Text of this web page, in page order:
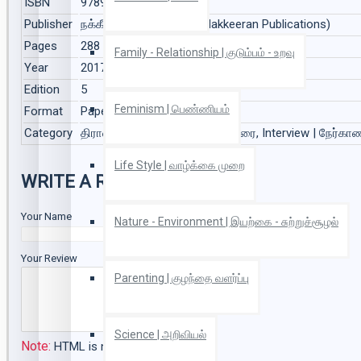
Family - Relationship | குடும்பம் - உறவு
Feminism | பெண்ணியம்
Life Style | வாழ்க்கை முறை
Nature - Environment | இயற்கை - சுற்றுச்சூழல்
Parenting | குழந்தை வளர்ப்பு
Science | அறிவியல்
Publisher நக்கீரன் பப்ளிகேஷன்ஸ் (Nakkeeran Publications)
Pages
288
Year
2017
Edition
5
Format
Paper Back
Category திராவிட அரசியல், Essay | கட்டுரை, Interview |
WRITE A REVIEW
Your Name
Your Review
Note: HTML is not translated!